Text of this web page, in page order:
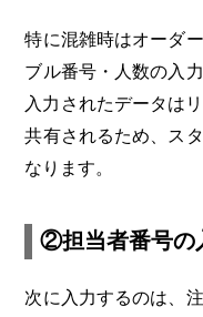
特に混雑時はオーダ
ブル番号・人数の入
入力されたデータは
共有されるため、ス
なります。
②担当者番号の
次に入力するのは、